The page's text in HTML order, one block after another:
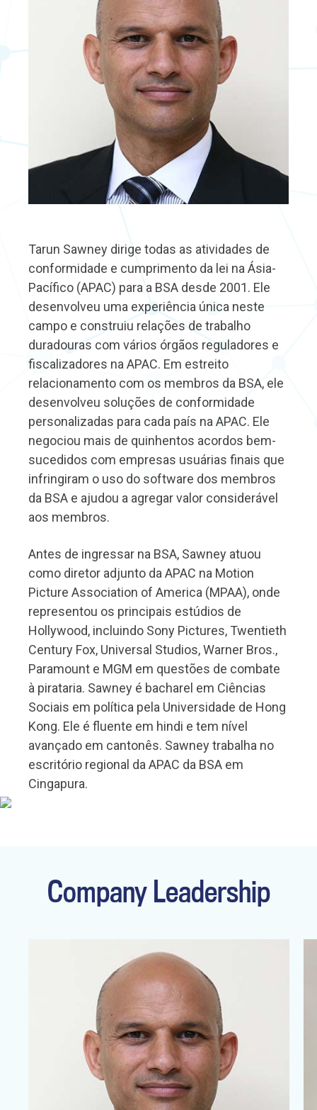
Tarun Sawney dirige todas as atividades de
conformidade e cumprimento da lei na Ásia-
Pacífico (APAC) para a BSA desde 2001. Ele
desenvolveu uma experiência única neste
campo e construiu relações de trabalho
duradouras com vários órgãos reguladores e
fiscalizadores na APAC. Em estreito
relacionamento com os membros da BSA, ele
desenvolveu soluções de conformidade
personalizadas para cada país na APAC. Ele
negociou mais de quinhentos acordos bem-
sucedidos com empresas usuárias finais que
infringiram o uso do software dos membros
da BSA e ajudou a agregar valor considerável
aos membros.
Antes de ingressar na BSA, Sawney atuou
como diretor adjunto da APAC na Motion
Picture Association of America (MPAA), onde
representou os principais estúdios de
Hollywood, incluindo Sony Pictures, Twentieth
Century Fox, Universal Studios, Warner Bros.,
Paramount e MGM em questões de combate
à pirataria. Sawney é bacharel em Ciências
Sociais em política pela Universidade de Hong
Kong. Ele é fluente em hindi e tem nível
avançado em cantonês. Sawney trabalha no
escritório regional da APAC da BSA em
Cingapura.
Company Leadership